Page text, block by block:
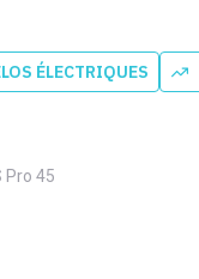
ÉLECTRIQUES
Pro 45